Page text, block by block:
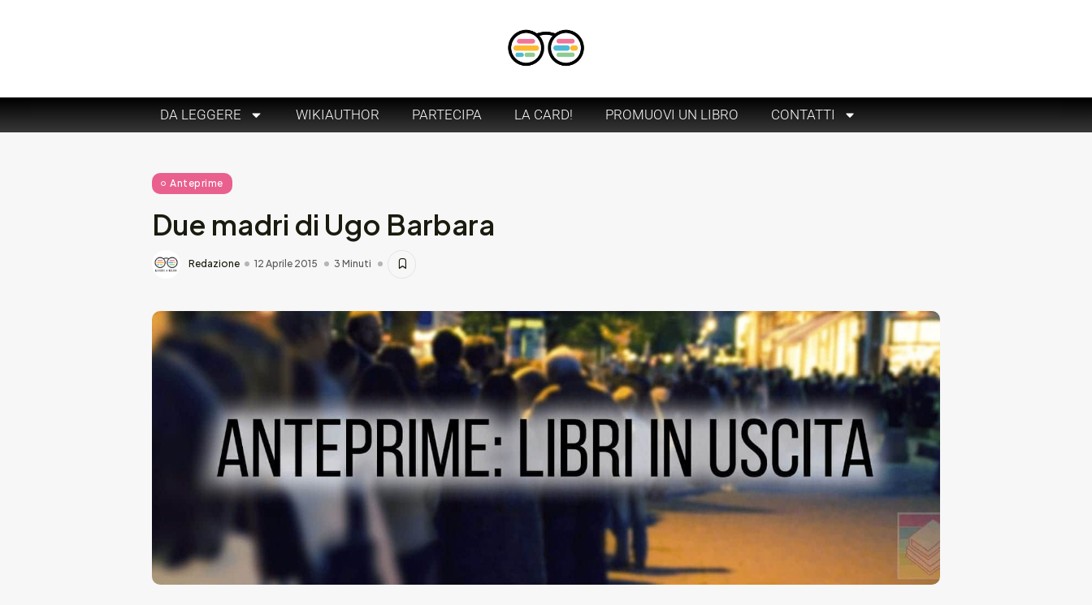
DA LEGGERE WIKIAUTHOR PARTECIPA LA CARD! PROMUOVI UN LIBRO CONTATTI
Anteprime
Due madri di Ugo Barbara
Redazione 12 Aprile 2015 3 Minuti